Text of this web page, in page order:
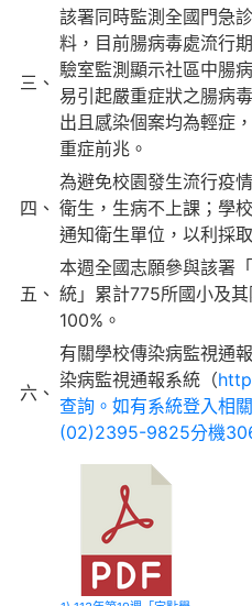
三、
該署同時監測全國門急
料，目前腸病毒處流行
驗室監測顯示社區中腸
易引起嚴重症狀之腸病
出且感染個案均為輕症
重症前兆。
四、
為避免校園發生流行疫
衛生，生病不上課；學
通知衛生單位，以利採
五、
本週全國志願參與該署
統」累計775所國小及
100%。
六、
有關學校傳染病監視通
染病監視通報系統（
查詢。如有系統登入相
(02)2395-9825分機